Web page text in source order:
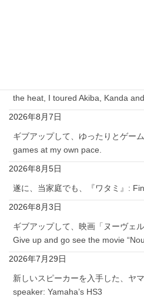
the heat, I toured Akiba, Kanda
2026年8月7日
ギブアップして、ゆったりとゲー
games at my own pace.
2026年8月5日
遂に、当家庭でも、『ワタミ』:
2026年8月3日
ギブアップして、映画「ヌーヴェ
Give up and go see the movie
2026年7月29日
新しいスピーカーを入手した、ヤ
speaker: Yamaha’s HS3